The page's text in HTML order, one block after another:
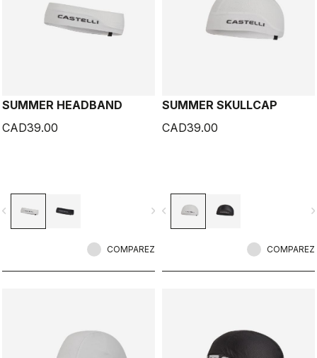
SUMMER HEADBAND
CAD39.00
navigate_next
COMPAREZ
SUMMER SKULLCAP
CAD39.00
navigate_before
COMPAREZ